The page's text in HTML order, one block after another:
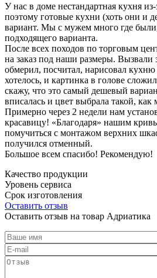
У нас в доме нестандартная кухня
поэтому готовые кухни (хоть они и
вариант. Мы с мужем много где
подходящего варианта.
После всех походов по торговым
на заказ под наши размеры. Вызвали
обмерил, посчитал, нарисовал
хотелось, и картинка в голове
скажу, что это самый дешевый
вписалась и цвет выбрала такой, как
Примерно через 2 недели нам
красавицу! «Благодаря» нашим
помучиться с монтажом верхних
получился отменный.
Большое всем спасибо! Рекомендую!
Качество продукции
Уровень сервиса
Срок изготовления
Оставить отзыв
Оставить отзыв на товар Адриатика